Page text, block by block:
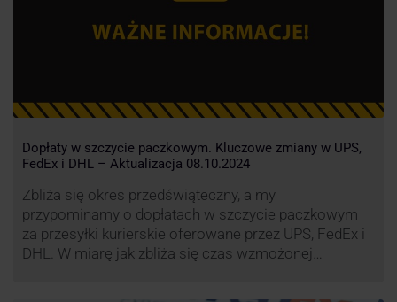
Dopłaty w szczycie paczkowym. Kluczowe zmiany w UPS,
FedEx i DHL – Aktualizacja 08.10.2024
Zbliża się okres przedświąteczny, a my
przypominamy o dopłatach w szczycie paczkowym
za przesyłki kurierskie oferowane przez UPS, FedEx i
DHL. W miarę jak zbliża się czas wzmożonej